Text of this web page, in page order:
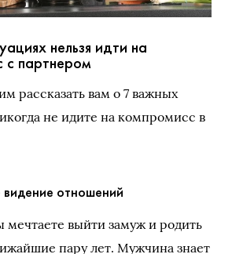
нельзя идти на
с партнером
рассказать вам о 7 важных
не идите на компромисс в
отношений
мечтаете выйти замуж и родить
пару лет. Мужчина знает